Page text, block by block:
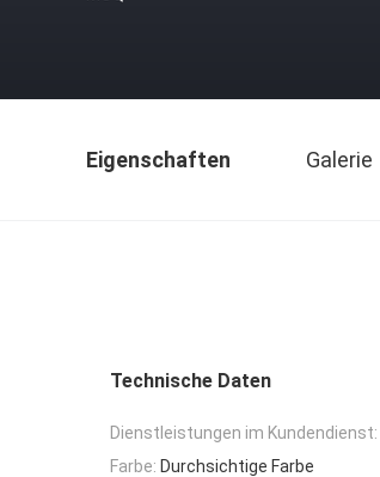
Eigenschaften Galerie
Technische Daten
Dienstleistungen im Kundendienst:
Farbe: Durchsichtige Farbe